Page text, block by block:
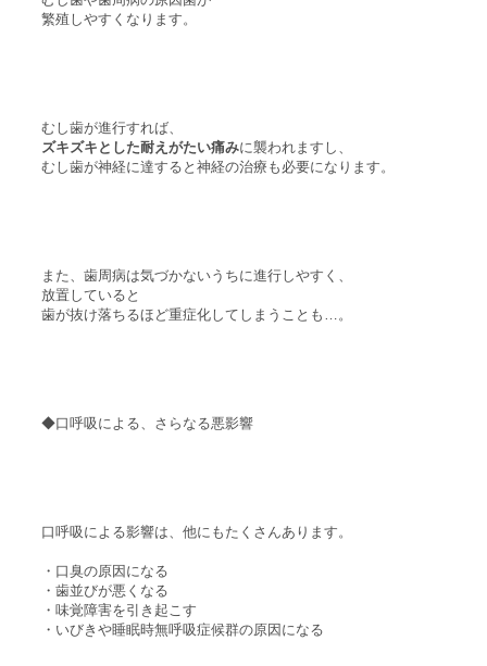
繁殖しやすくなります。
むし歯が進行すれば、
ズキズキとした耐えがたい痛みに襲われますし、
むし歯が神経に達すると神経の治療も必要になります。
また、歯周病は気づかないうちに進行しやすく、
放置していると
歯が抜け落ちるほど重症化してしまうことも…。
◆口呼吸による、さらなる悪影響
口呼吸による影響は、他にもたくさんあります。
・口臭の原因になる
・歯並びが悪くなる
・味覚障害を引き起こす
・いびきや睡眠時無呼吸症候群の原因になる